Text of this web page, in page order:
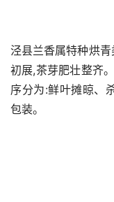
泾县兰香属特种烘
初展,茶芽肥壮整齐
序分为:鲜叶摊晾、
包装。